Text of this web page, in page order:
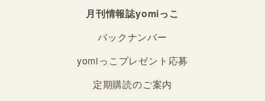
月刊情報誌yomiっこ
バックナンバー
yomiっこプレゼント応募
定期購読のご案内